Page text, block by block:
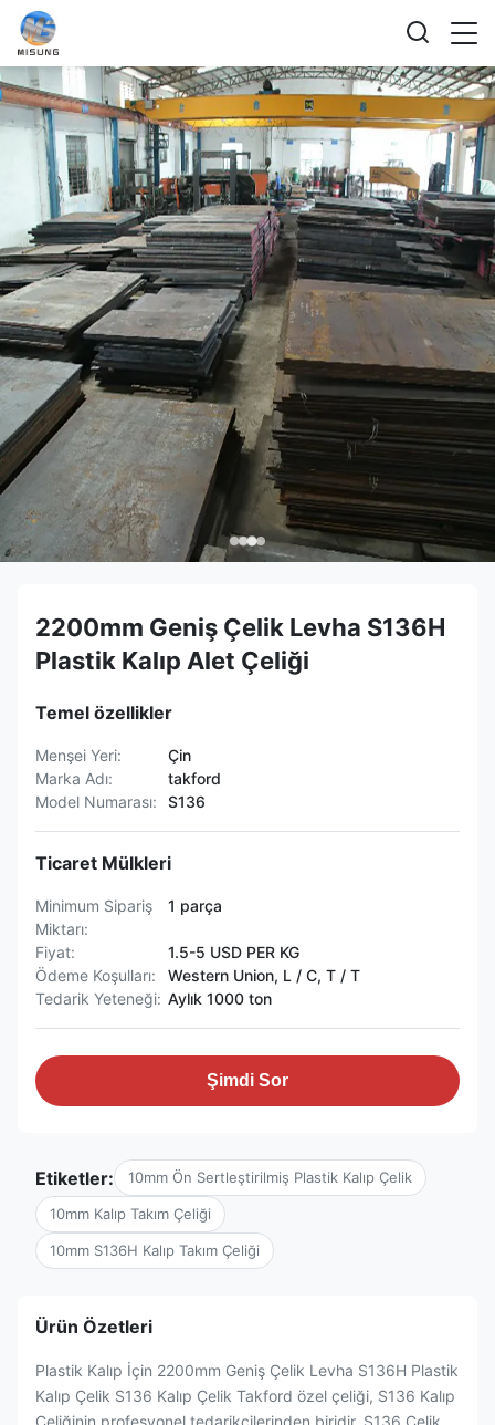
2200mm Geniş Çelik Levha S136H
Plastik Kalıp Alet Çeliği
Temel özellikler
Menşei Yeri:
Çin
Marka Adı:
takford
Model Numarası:
S136
Ticaret Mülkleri
Minimum Sipariş
Miktarı:
1 parça
Fiyat:
1.5-5 USD PER KG
Ödeme Koşulları:
Western Union, L / C, T / T
Tedarik Yeteneği: Aylık 1000 ton
Şimdi Sor
Etiketler: 10mm Ön Sertleştirilmiş Plastik Kalıp Çelik
10mm Kalıp Takım Çeliği
10mm S136H Kalıp Takım Çeliği
Ürün Özetleri
Plastik Kalıp İçin 2200mm Geniş Çelik Levha S136H Plastik
Kalıp Çelik S136 Kalıp Çelik Takford özel çeliği, S136 Kalıp
Çeliğinin profesyonel tedarikçilerinden biridir, S136 Çelik